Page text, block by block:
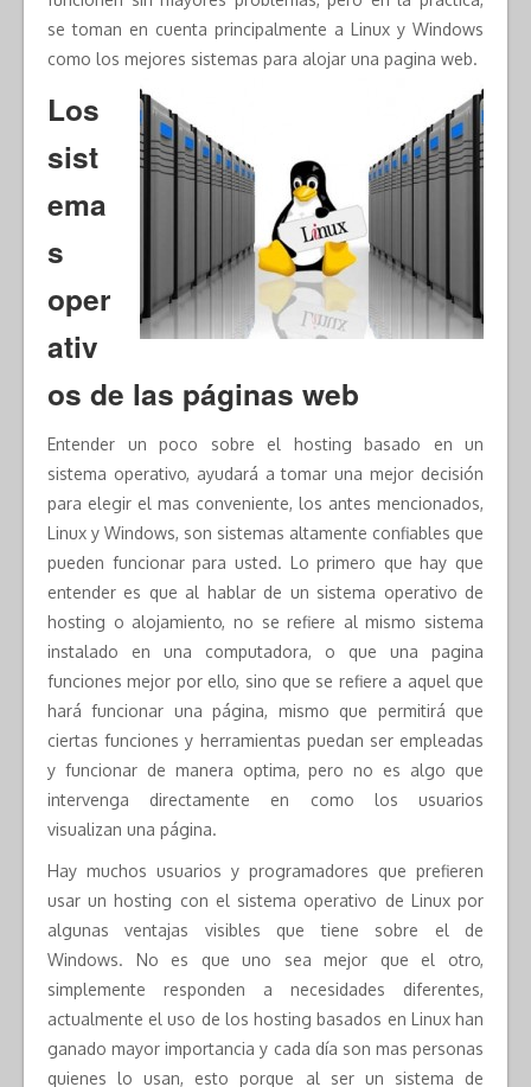
se toman en cuenta principalmente a Linux y Windows
como los mejores sistemas para alojar una pagina web.
Los
sist
ema
s
oper
ativ
os de las páginas web
Entender un poco sobre el hosting basado en un
sistema operativo, ayudará a tomar una mejor decisión
para elegir el mas conveniente, los antes mencionados,
Linux y Windows, son sistemas altamente confiables que
pueden funcionar para usted. Lo primero que hay que
entender es que al hablar de un sistema operativo de
hosting o alojamiento, no se refiere al mismo sistema
instalado en una computadora, o que una pagina
funciones mejor por ello, sino que se refiere a aquel que
hará funcionar una página, mismo que permitirá que
ciertas funciones y herramientas puedan ser empleadas
y funcionar de manera optima, pero no es algo que
intervenga directamente en como los usuarios
visualizan una página.
Hay muchos usuarios y programadores que prefieren
usar un hosting con el sistema operativo de Linux por
algunas ventajas visibles que tiene sobre el de
Windows. No es que uno sea mejor que el otro,
simplemente responden a necesidades diferentes,
actualmente el uso de los hosting basados en Linux han
ganado mayor importancia y cada día son mas personas
quienes lo usan, esto porque al ser un sistema de